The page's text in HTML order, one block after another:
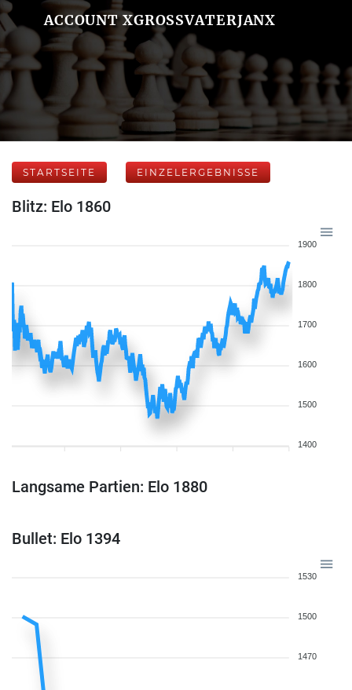
ACCOUNT XGROSSVATERJANX
STARTSEITE EINZELERGEBNISSE
Blitz: Elo 1860
1900
1800
1700
1600
1500
1400
Langsame Partien: Elo 1880
Bullet: Elo 1394
1530
1500
1470